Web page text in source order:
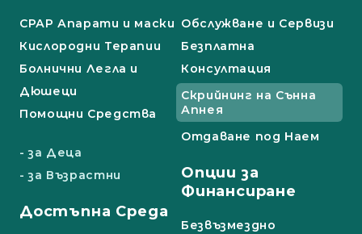
СРАР Апарати и маски
Кислородни Терапии
Болнични Легла и
Дюшеци
Помощни Средства
- за Деца
- за Възрастни
Достъпна Среда
Обслужване и Сервизи
Безплатна
Консултация
Скрийнинг на Сънна
Апнея
Отдаване под Наем
Опции за
Финансиране
Безвъзмездно